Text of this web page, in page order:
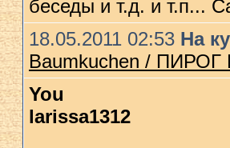
беседы и т.д. и т.п...
18.05.2011 02:53 На
Baumkuchen /
You
larissa1312